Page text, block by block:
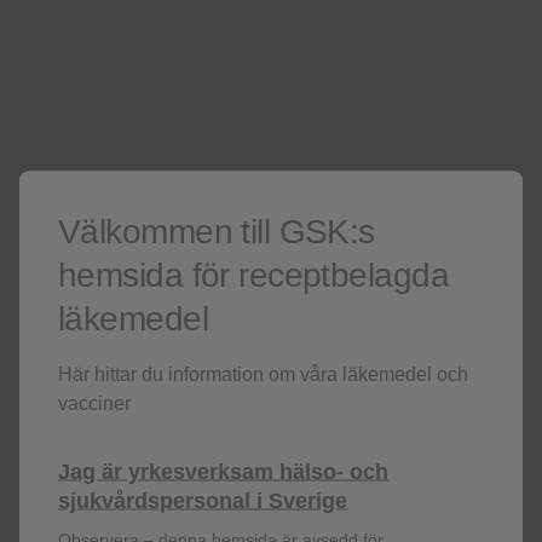
Få senaste nytt om våra läkemedel,
terapiområden, information om evenemang,
Välkommen till GSK:s
hemsida för receptbelagda
läkemedel
Här hittar du information om våra läkemedel och
vacciner
Jag är yrkesverksam hälso- och
sjukvårdspersonal i Sverige